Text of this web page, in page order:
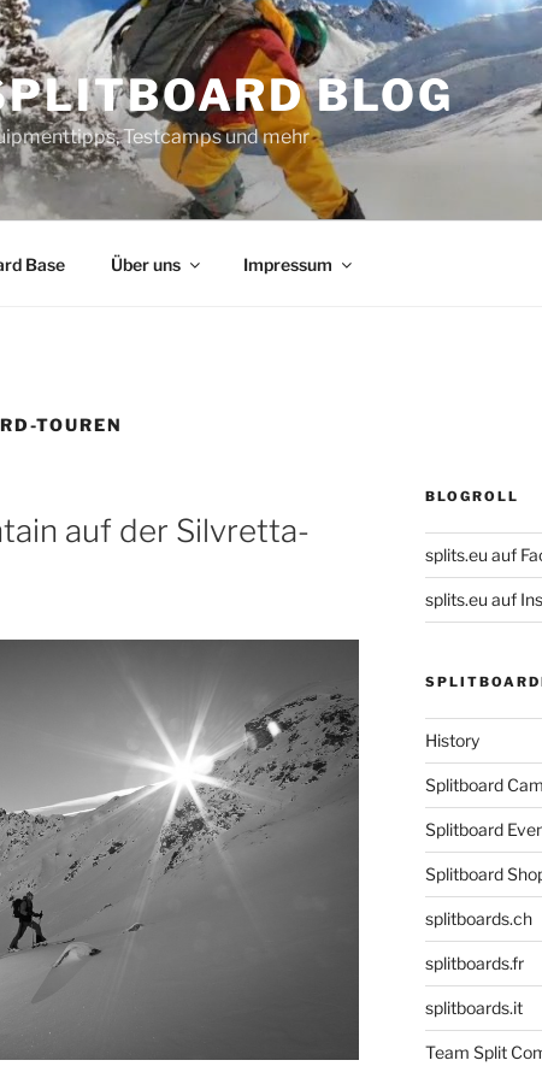
BLOG
Testcamps und mehr
Base Über uns Impressum
TOUREN
auf der Silvretta-
BLOGROLL
splits.eu auf
splits.eu auf
History
Splitboard
Splitboard
Splitboard
splitboards.ch
splitboards.fr
splitboards.it
Team Split